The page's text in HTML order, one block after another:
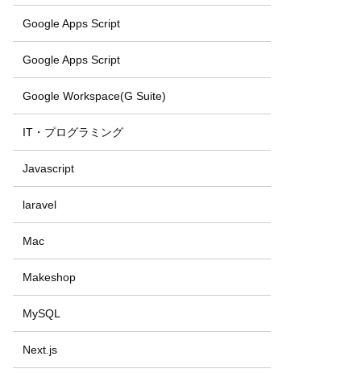
Google Apps Script
Google Apps Script
Google Workspace(G Suite)
IT・プログラミング
Javascript
laravel
Mac
Makeshop
MySQL
Next.js